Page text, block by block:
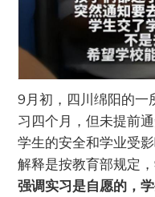
9月初，四川绵阳的一
习四个月，但未提前
学生的安全和学业受
解释是按教育部规定
强调实习是自愿的，